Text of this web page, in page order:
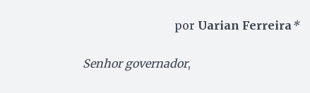
por Uarian Ferreira *
Senhor governador,